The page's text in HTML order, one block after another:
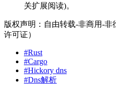
关扩展阅读)。
版权声明：自由转载-非商用-非
许可证）
#Rust
#Cargo
#Hickory dns
#Dns解析